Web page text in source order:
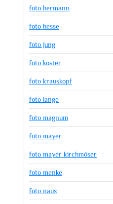
foto hermann
foto hesse
foto jung
foto köster
foto krauskopf
foto lange
foto magnum
foto mayer
foto mayer kirchmöser
foto menke
foto naus